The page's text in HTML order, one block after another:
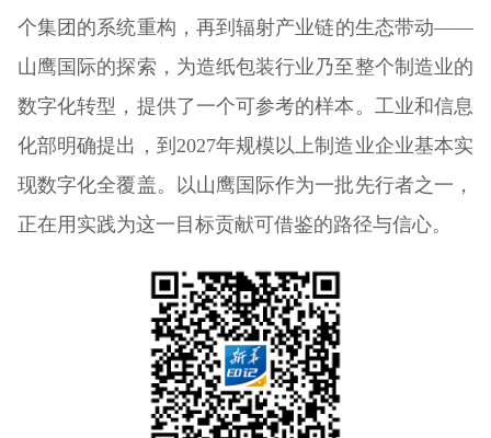
个集团的系统重构，再到辐射产业链的生态带动——
山鹰国际的探索，为造纸包装行业乃至整个制造业的
数字化转型，提供了一个可参考的样本。工业和信息
化部明确提出，到2027年规模以上制造业企业基本实
现数字化全覆盖。以山鹰国际作为一批先行者之一，
正在用实践为这一目标贡献可借鉴的路径与信心。